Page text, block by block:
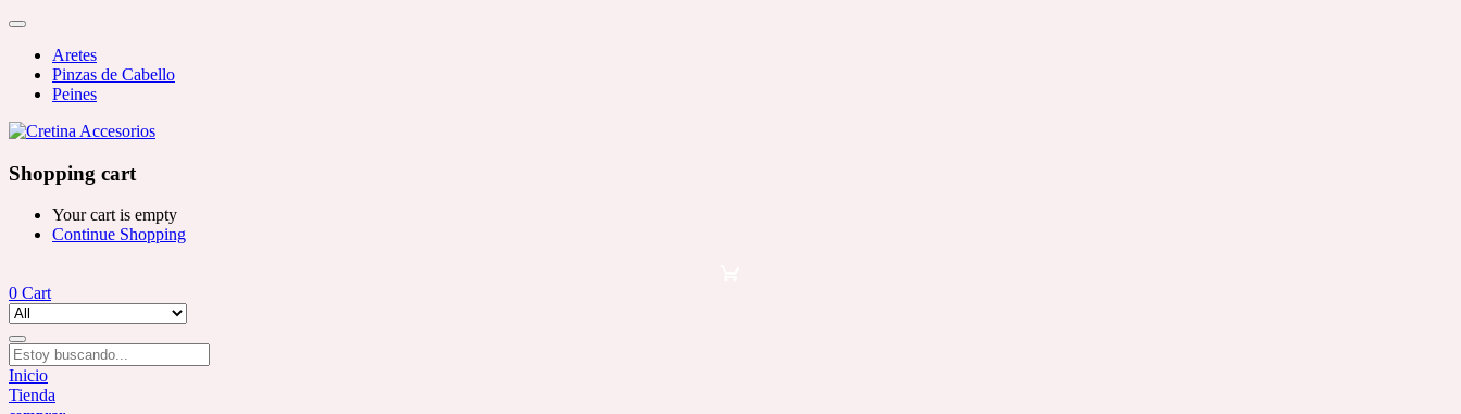
Aretes
Pinzas de Cabello
Peines
Shopping cart
Your cart is empty
Continue Shopping
0 Cart
Inicio
Tienda